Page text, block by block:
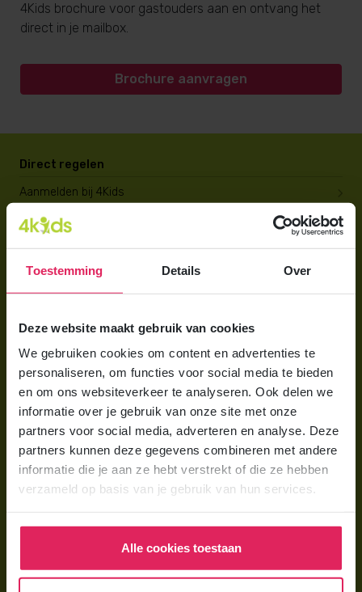
Toestemming Details Over
Deze website maakt gebruik van cookies
We gebruiken cookies om content en advertenties te
personaliseren, om functies voor social media te bieden
en om ons websiteverkeer te analyseren. Ook delen we
informatie over je gebruik van onze site met onze
partners voor social media, adverteren en analyse. Deze
partners kunnen deze gegevens combineren met andere
informatie die je aan ze hebt verstrekt of die ze hebben
verzameld op basis van je gebruik van hun services.
Alle cookies toestaan
4Kids brochure voor gastouders aan en ontvang het
direct in je mailbox.
Brochure aanvragen
Direct regelen
Aanmelden bij 4Kids
Brochure aanvragen
Berekening maken
Wat is gastouderopvang?
Wat kost een gastouder?
Hoe vind ik een gastouder?
Voor gastouders
Gastouder worden bij 4Kids
Hoe vind ik gastkinderen?
Trainingen & cursussen
Gastouder worden